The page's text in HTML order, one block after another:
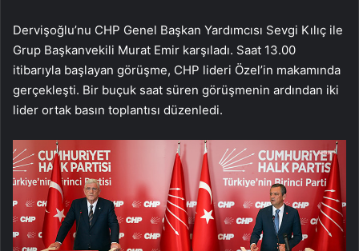
Dervişoğlu’nu CHP Genel Başkan Yardımcısı Sevgi Kılıç ile
Grup Başkanvekili Murat Emir karşıladı. Saat 13.00
itibarıyla başlayan görüşme, CHP lideri Özel’in makamında
gerçekleşti. Bir buçuk saat süren görüşmenin ardından iki
lider ortak basın toplantısı düzenledi.